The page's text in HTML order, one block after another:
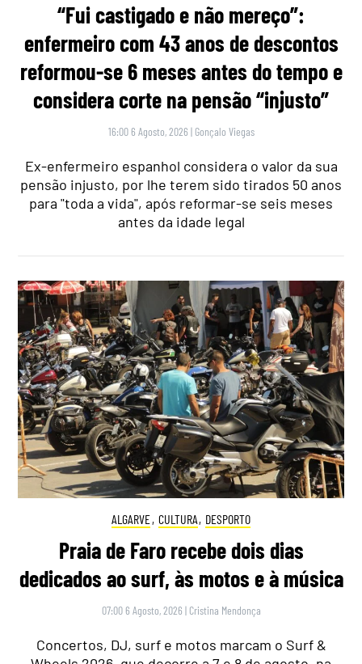
“Fui castigado e não mereço”:
enfermeiro com 43 anos de descontos
reformou-se 6 meses antes do tempo e
considera corte na pensão “injusto”
16:00 6 Agosto, 2026 | Gonçalo Viegas
Ex-enfermeiro espanhol considera o valor da sua
pensão injusto, por lhe terem sido tirados 50 anos
para "toda a vida", após reformar-se seis meses
antes da idade legal
ALGARVE, CULTURA, DESPORTO
Praia de Faro recebe dois dias
dedicados ao surf, às motos e à música
07:00 6 Agosto, 2026 | Cristina Mendonça
Concertos, DJ, surf e motos marcam o Surf &